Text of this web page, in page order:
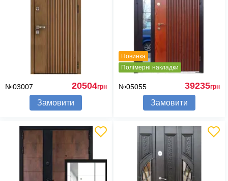
№03007 20504грн
Замовити
Новинка
Полімерні накладки
№05055 39235грн
Замовити